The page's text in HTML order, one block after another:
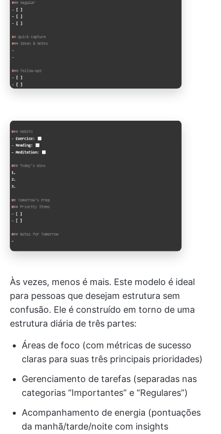
Às vezes, menos é mais. Este modelo é ideal
para pessoas que desejam estrutura sem
confusão. Ele é construído em torno de uma
estrutura diária de três partes:
Áreas de foco (com métricas de sucesso
claras para suas três principais prioridades)
Gerenciamento de tarefas (separadas nas
categorias “Importantes” e “Regulares”)
Acompanhamento de energia (pontuações
da manhã/tarde/noite com insights